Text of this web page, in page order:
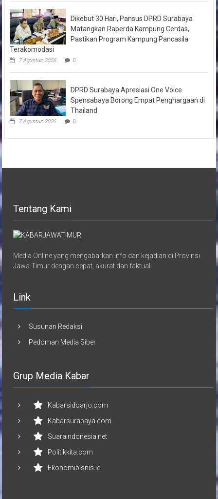
Dikebut 30 Hari, Pansus DPRD Surabaya
Matangkan Raperda Kampung Cerdas,
Pastikan Program Kampung Pancasila
Terakomodasi
7 Agustus 2026 0
DPRD Surabaya Apresiasi One Voice
Spensabaya Borong Empat Penghargaan di
Thailand
7 Agustus 2026 0
Tentang Kami
Media Online yang mengabarkan info dan kejadian di Provinsi
Jawa Timur dengan cepat, akurat dan faktual.
Link
Susunan Redaksi
Pedoman Media Siber
Grup Media Kabar
Kabarsidoarjo.com
Kabarsurabaya.com
Suaraindonesia.net
Politikkita.com
Ekonomibisnis.id